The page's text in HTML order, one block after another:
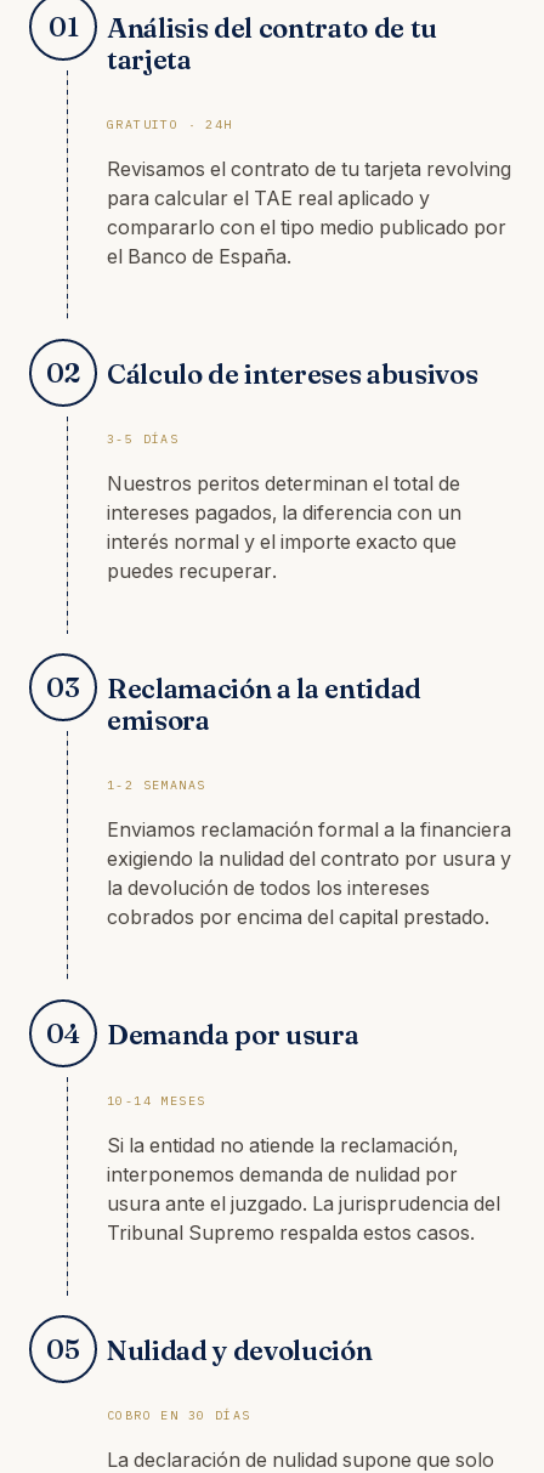
01
Análisis del contrato de tu
tarjeta
GRATUITO · 24H
Revisamos el contrato de tu tarjeta revolving
para calcular el TAE real aplicado y
compararlo con el tipo medio publicado por
el Banco de España.
02 Cálculo de intereses abusivos
3-5 DÍAS
Nuestros peritos determinan el total de
intereses pagados, la diferencia con un
interés normal y el importe exacto que
puedes recuperar.
03
Reclamación a la entidad
emisora
1-2 SEMANAS
Enviamos reclamación formal a la financiera
exigiendo la nulidad del contrato por usura y
la devolución de todos los intereses
cobrados por encima del capital prestado.
04 Demanda por usura
10-14 MESES
Si la entidad no atiende la reclamación,
interponemos demanda de nulidad por
usura ante el juzgado. La jurisprudencia del
Tribunal Supremo respalda estos casos.
05 Nulidad y devolución
COBRO EN 30 DÍAS
La declaración de nulidad supone que solo